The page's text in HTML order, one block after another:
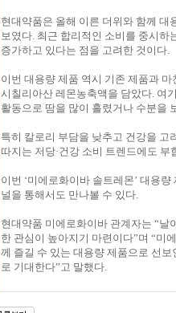
현대약품은 올해 이른 더위와 함께 대
보였다. 최근 합리적인 소비를 중시하
증가하고 있다는 점을 고려한 것이다.
이번 대용량 제품 역시 기존 제품과
시칠리아산 레몬농축액을 담았다. 여
활동으로 땀을 많이 흘렸거나 수분을
특히 칼로리 부담을 낮추고 건강을 고
따지는 저당·건강 소비 트렌드에도 부
이번 ‘미에로화이바 솔트레몬’ 대용
널을 통해서도 만나볼 수 있다.
현대약품 미에로화이바 관계자는 “날
한 관심이 높아지기 마련이다”며 “미
께 즐길 수 있는 대용량 제품으로 선
로 기대한다”고 말했다.